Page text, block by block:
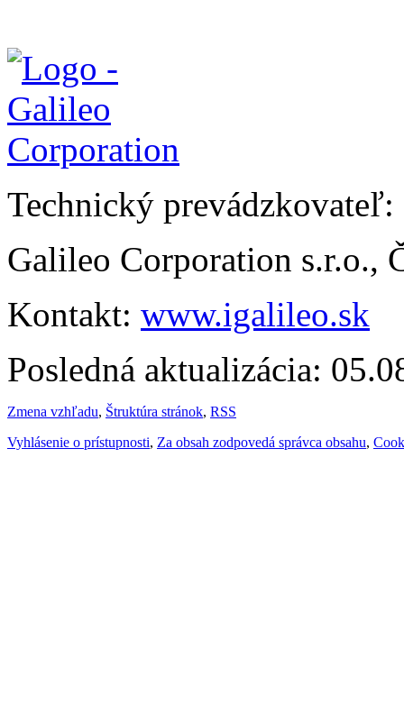
Technický prevádzkovateľ:
Galileo Corporation s.r.o.,
Kontakt: www.igalileo.sk
Posledná aktualizácia:
Zmena vzhľadu, Štruktúra stránok, RSS
Vyhlásenie o prístupnosti, Za obsah zodpovedá správca obsahu,